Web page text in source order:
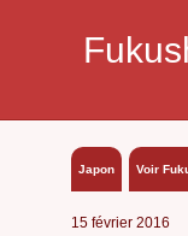
Japon Voir
15 février 2016